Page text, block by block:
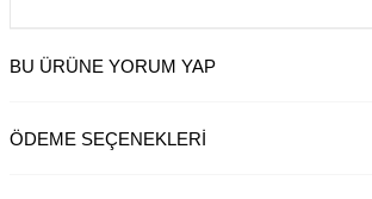
BU ÜRÜNE YORUM YAP
ÖDEME SEÇENEKLERI